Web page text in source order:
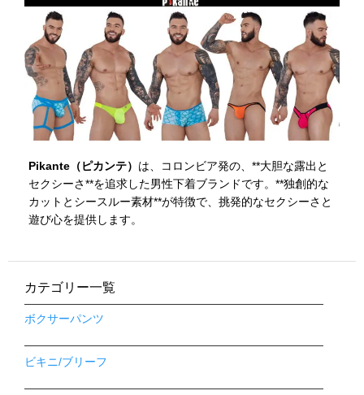
Pikante（ピカンテ） は、コロンビア発の、**大胆な露出と
セクシーさ**を追求した男性下着ブランドです。**独創的な
カットとシースルー素材**が特徴で、挑発的なセクシーさと
遊び心を提供します。
カテゴリー一覧
ボクサーパンツ
ビキニ/ブリーフ